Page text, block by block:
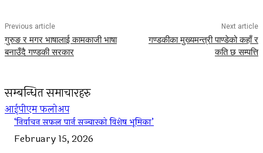
Previous article
गुरुङ र मगर भाषालाई कामकाजी भाषा
बनाउँदै गण्डकी सरकार
Next article
गण्डकीका मुख्यमन्त्री पाण्डेको कहाँ र
कति छ सम्पत्ति
सम्बन्धित समाचारहरु
आईपीएम फलोअप
‘निर्वाचन सफल पार्न सञ्चारको विशेष भूमिका’
February 15, 2026